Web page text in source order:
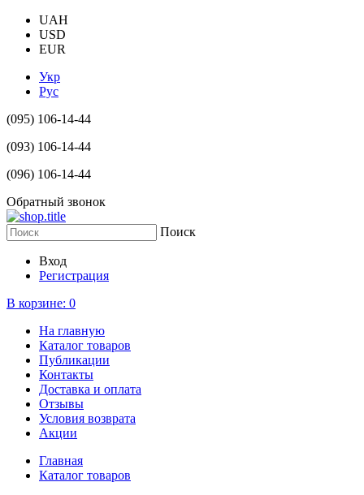
UAH
USD
EUR
Укр
Рус
(095) 106-14-44
(093) 106-14-44
(096) 106-14-44
Обратный звонок
Поиск
Вход
Регистрация
В корзине: 0
На главную
Каталог товаров
Публикации
Контакты
Доставка и оплата
Отзывы
Условия возврата
Акции
Главная
Каталог товаров